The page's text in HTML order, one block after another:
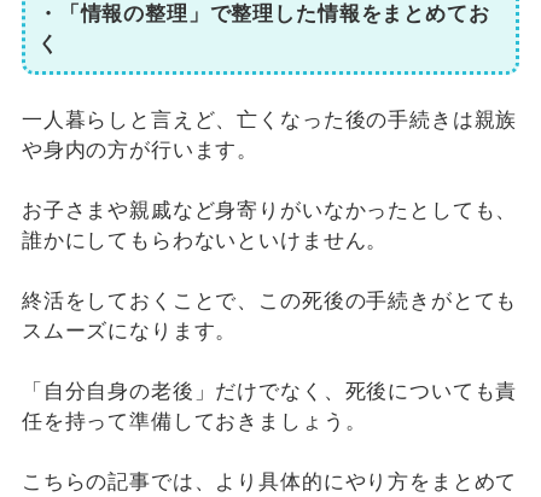
・「情報の整理」で整理した情報をまとめてお
く
一人暮らしと言えど、亡くなった後の手続きは親族
や身内の方が行います。
お子さまや親戚など身寄りがいなかったとしても、
誰かにしてもらわないといけません。
終活をしておくことで、この死後の手続きがとても
スムーズになります。
「自分自身の老後」だけでなく、死後についても責
任を持って準備しておきましょう。
こちらの記事では、より具体的にやり方をまとめて